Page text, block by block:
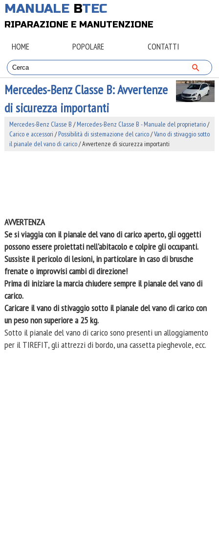
MANUALE BTEC
RIPARAZIONE E MANUTENZIONE
HOME POPOLARE CONTATTI
Mercedes-Benz Classe B: Avvertenze
di sicurezza importanti
Mercedes-Benz Classe B /Mercedes-Benz Classe B - Manuale del proprietario/
Carico e accessori /Possibilità di sistemazione del carico/Vano di stivaggio sotto
il pianale del vano di carico/ Avvertenze di sicurezza importanti
AVVERTENZA
Se si viaggia con il pianale del vano di carico aperto, gli oggetti
possono essere proiettati nell'abitacolo e colpire gli occupanti.
Sussiste il pericolo di lesioni, in particolare in caso di brusche
frenate o improvvisi cambi di direzione!
Prima di iniziare la marcia chiudere sempre il pianale del vano di
carico.
Caricare il vano di stivaggio sotto il pianale del vano di carico con
un peso non superiore a 25 kg.
Sotto il pianale del vano di carico sono presenti un alloggiamento
per il TIREFIT, gli attrezzi di bordo, una cassetta pieghevole, ecc.